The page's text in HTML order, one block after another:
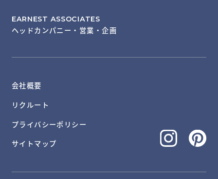
EARNEST ASSOCIATES
ヘッドカンパニー・営業・企画
会社概要
リクルート
プライバシーポリシー
サイトマップ